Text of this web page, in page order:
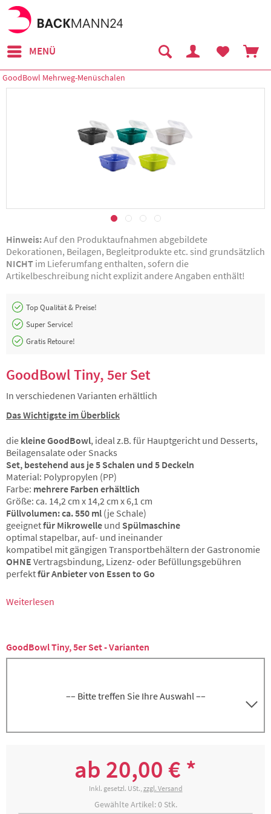
MENÜ
GoodBowl Mehrweg-Menüschalen
Hinweis:Auf den Produktaufnahmen abgebildete
Dekorationen, Beilagen, Begleitprodukte etc. sind grundsätzlich
NICHT im Lieferumfang enthalten, sofern die
Artikelbeschreibung nicht explizit andere Angaben enthält!
Top Qualität & Preise!
Super Service!
Gratis Retoure!
GoodBowl Tiny, 5er Set
In verschiedenen Varianten erhältlich
Das Wichtigste im Überblick
die kleine GoodBowl, ideal z.B. für Hauptgericht und Desserts,
Beilagensalate oder Snacks
Set, bestehend aus je 5 Schalen und 5 Deckeln
Material: Polypropylen (PP)
Farbe: mehrere Farben erhältlich
Größe: ca. 14,2 cm x 14,2 cm x 6,1 cm
Füllvolumen: ca. 550 ml (je Schale)
geeignetfür Mikrowelle und Spülmaschine
optimal stapelbar, auf- und ineinander
kompatibel mit gängigen Transportbehältern der Gastronomie
OHNE Vertragsbindung, Lizenz- oder Befüllungsgebühren
perfektfür Anbieter von Essen to Go
Weiterlesen
GoodBowl Tiny, 5er Set - Varianten
–– Bitte treffen Sie Ihre Auswahl ––
ab 20,00 € *
Inkl. gesetzl. USt., zzgl. Versand
Gewählte Artikel:0Stk.